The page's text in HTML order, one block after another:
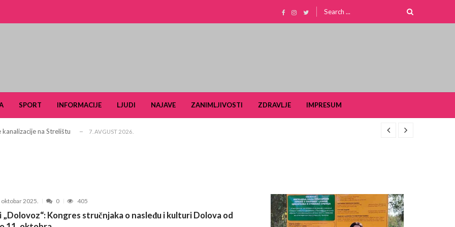
Search
SPORT INFORMACIJE LJUDI NAJAVE ZANIMLJIVOSTI ZDRAVLJE IMPRESUM
turizam kroz prirodno i kulturno nasle... 27. APRIL 2026.
na Strelištu 7. AVGUST 2026.
za 2026. godinu
od 25. do 28. juna
oktobar 2025. 0 405
„Dolovoz“: Kongres stručnjaka o nasleđu i kulturi Dolova od